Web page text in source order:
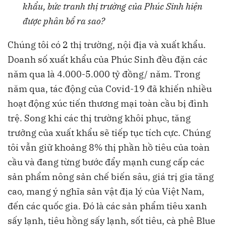
khẩu, bức tranh thị trường của Phúc Sinh hiện
được phân bổ ra sao?
Chúng tôi có 2 thị trường, nội địa và xuất khẩu.
Doanh số xuất khẩu của Phúc Sinh đều đặn các
năm qua là 4.000-5.000 tỷ đồng/ năm. Trong
năm qua, tác động của Covid-19 đã khiến nhiều
hoạt động xúc tiến thương mại toàn cầu bị đình
trệ. Song khi các thị trường khôi phục, tăng
trưởng của xuất khẩu sẽ tiếp tục tích cực. Chúng
tôi vẫn giữ khoảng 8% thị phần hồ tiêu của toàn
cầu và đang từng bước đẩy mạnh cung cấp các
sản phẩm nông sản chế biến sâu, giá trị gia tăng
cao, mang ý nghĩa sản vật địa lý của Việt Nam,
đến các quốc gia. Đó là các sản phẩm tiêu xanh
sấy lạnh, tiêu hồng sấy lạnh, sốt tiêu, cà phê Blue